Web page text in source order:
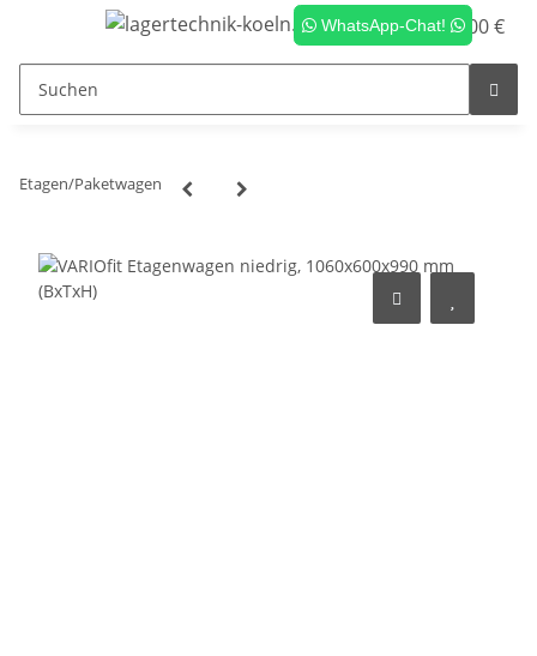
WhatsApp-Chat! 0,00 €
Etagen/Paketwagen